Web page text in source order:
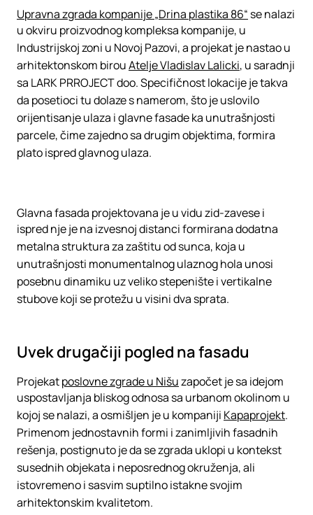
Upravna zgrada kompanije „Drina plastika 86“ se nalazi
u okviru proizvodnog kompleksa kompanije, u
Industrijskoj zoni u Novoj Pazovi, a projekat je nastao u
arhitektonskom birouAtelje Vladislav Lalicki, u saradnji
sa LARK PRROJECT doo. Specifičnost lokacije je takva
da posetioci tu dolaze s namerom, što je uslovilo
orijentisanje ulaza i glavne fasade ka unutrašnjosti
parcele, čime zajedno sa drugim objektima, formira
plato ispred glavnog ulaza.
Glavna fasada projektovana je u vidu zid-zavese i
ispred nje je na izvesnoj distanci formirana dodatna
metalna struktura za zaštitu od sunca, koja u
unutrašnjosti monumentalnog ulaznog hola unosi
posebnu dinamiku uz veliko stepenište i vertikalne
stubove koji se protežu u visini dva sprata.
Uvek drugačiji pogled na fasadu
Projekatposlovne zgrade u Nišuzapočet je sa idejom
uspostavljanja bliskog odnosa sa urbanom okolinom u
kojoj se nalazi, a osmišljen je u kompaniji Kapaprojekt.
Primenom jednostavnih formi i zanimljivih fasadnih
rešenja, postignuto je da se zgrada uklopi u kontekst
susednih objekata i neposrednog okruženja, ali
istovremeno i sasvim suptilno istakne svojim
arhitektonskim kvalitetom.